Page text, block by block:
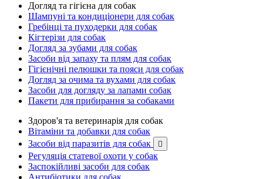
Догляд та гігієна для собак
Шампуні та кондиціонери для собак
Гребінці та пуходерки для собак
Кігтерізи для собак
Догляд за зубами для собак
Засоби від запаху та плям для собак
Гігієнічні пелюшки та пояси для собак
Догляд за очима та вухами для собак
Засоби для догляду за лапами собак
Пакети для прибирання за собаками
Здоров'я та ветеринарія для собак
Вітаміни та добавки для собак
Засоби від паразитів для собак

Регуляція статевої охоти у собак
Заспокійливі засоби для собак
Антибіотики для собак